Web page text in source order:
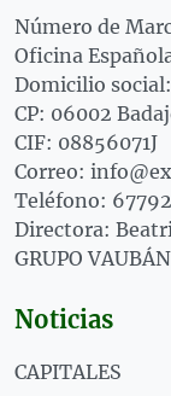
Número de
Oficina
Domicilio
CP: 06002
CIF: 08856071J
Correo:
Teléfono:
Directora:
GRUPO VAUBÁN
Noticias
CAPITALES